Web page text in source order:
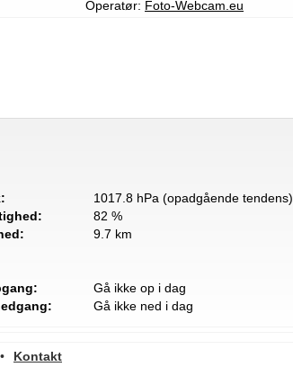
Operatør: Foto-Webcam.eu
1017.8 hPa (opadgående tendens)
82 %
9.7 km
Gå ikke op i dag
Gå ikke ned i dag
•
Kontakt